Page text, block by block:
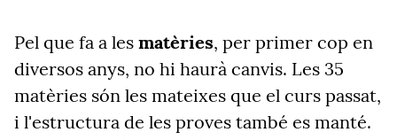
Pel que fa a les matèries, per primer cop en
diversos anys, no hi haurà canvis. Les 35
matèries són les mateixes que el curs passat,
i l'estructura de les proves també es manté.